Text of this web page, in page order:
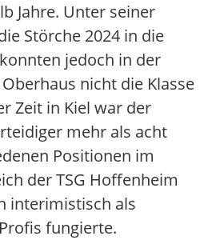
Jahre. Unter seiner
Störche 2024 in die
jedoch in der
nicht die Klasse
Zeit in Kiel war der
mehr als acht
Positionen im
der TSG Hoffenheim
interimistisch als
fungierte.